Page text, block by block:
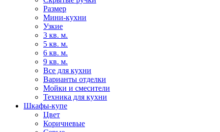
Размер
Мини-кухни
Узкие
3 кв. м.
5 кв. м.
6 кв. м.
9 кв. м.
Все для кухни
Варианты отделки
Мойки и смесители
Техника для кухни
Шкафы-купе
Цвет
Коричневые